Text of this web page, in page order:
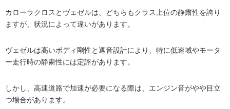
カローラクロスとヴェゼルは、どちらもクラス上位の静粛性を誇り
ますが、状況によって違いがあります。
ヴェゼルは高いボディ剛性と遮音設計により、特に低速域やモータ
ー走行時の静粛性には定評があります。
しかし、高速道路で加速が必要になる際は、エンジン音がやや目立
つ場合があります。